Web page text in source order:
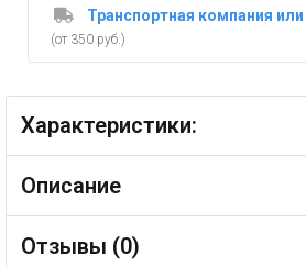
Транспортная компания
(от 350 руб.)
Характеристики:
Описание
Отзывы (0)